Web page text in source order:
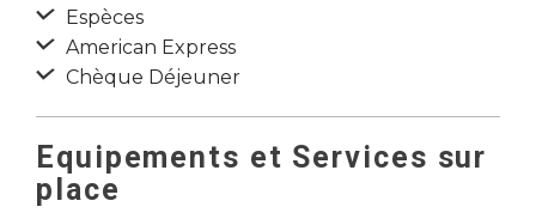
Espèces
American Express
Chèque Déjeuner
Equipements et Services sur
place